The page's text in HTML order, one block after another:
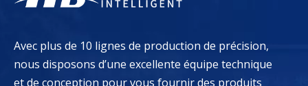
Avec plus de 10 lignes de production de précision,
nous disposons d’une excellente équipe technique
et de conception pour vous fournir des produits